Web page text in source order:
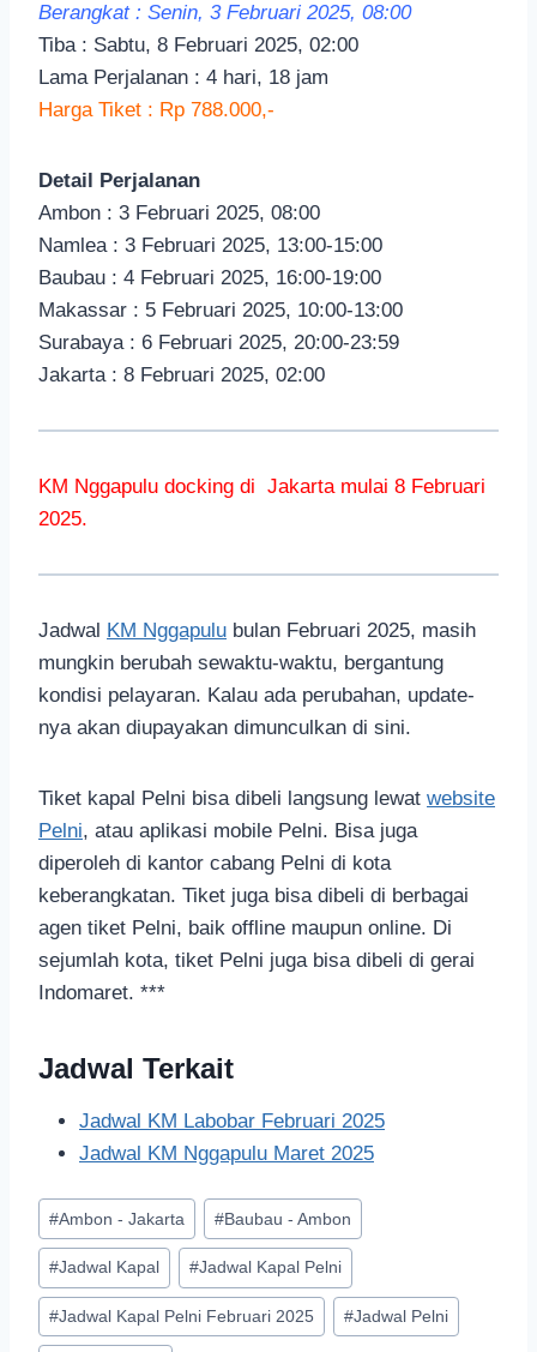
Berangkat : Senin, 3 Februari 2025, 08:00
Tiba : Sabtu, 8 Februari 2025, 02:00
Lama Perjalanan : 4 hari, 18 jam
Harga Tiket : Rp 788.000,-
Detail Perjalanan
Ambon : 3 Februari 2025, 08:00
Namlea : 3 Februari 2025, 13:00-15:00
Baubau : 4 Februari 2025, 16:00-19:00
Makassar : 5 Februari 2025, 10:00-13:00
Surabaya : 6 Februari 2025, 20:00-23:59
Jakarta : 8 Februari 2025, 02:00
KM Nggapulu docking di Jakarta mulai 8 Februari
2025.
Jadwal KM Nggapulu bulan Februari 2025, masih
mungkin berubah sewaktu-waktu, bergantung
kondisi pelayaran. Kalau ada perubahan, update-
nya akan diupayakan dimunculkan di sini.
Tiket kapal Pelni bisa dibeli langsung lewat website
Pelni, atau aplikasi mobile Pelni. Bisa juga
diperoleh di kantor cabang Pelni di kota
keberangkatan. Tiket juga bisa dibeli di berbagai
agen tiket Pelni, baik offline maupun online. Di
sejumlah kota, tiket Pelni juga bisa dibeli di gerai
Indomaret. ***
Jadwal Terkait
Jadwal KM Labobar Februari 2025
Jadwal KM Nggapulu Maret 2025
#Ambon - Jakarta #Baubau - Ambon
#Jadwal Kapal #Jadwal Kapal Pelni
#Jadwal Kapal Pelni Februari 2025 #Jadwal Pelni